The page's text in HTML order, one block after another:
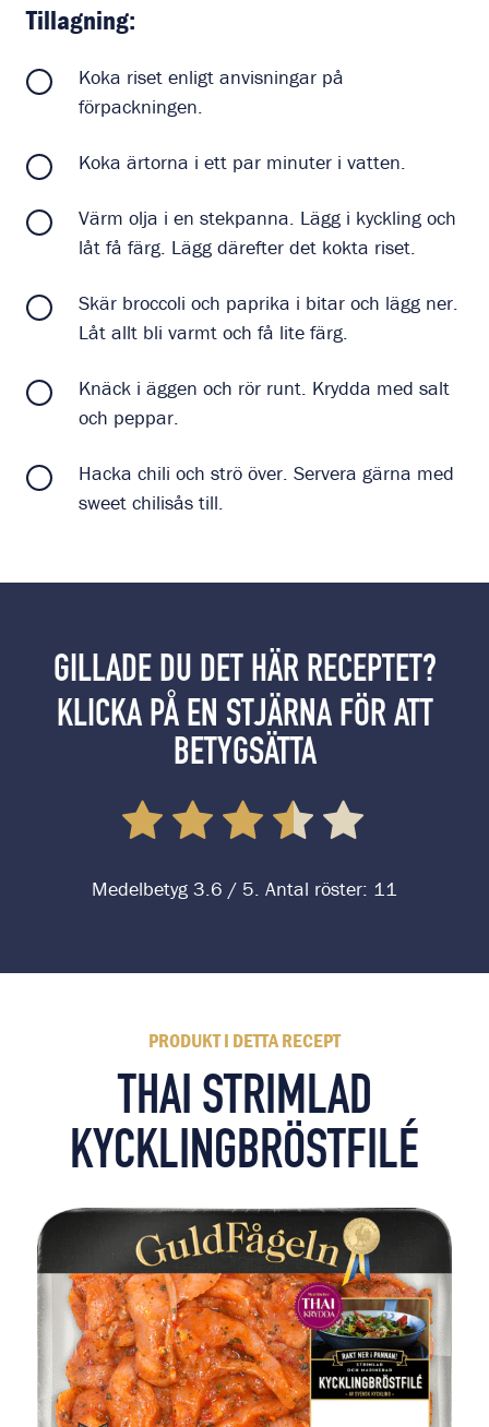
Tillagning:
Koka riset enligt anvisningar på
förpackningen.
Koka ärtorna i ett par minuter i vatten.
Värm olja i en stekpanna. Lägg i kyckling och
låt få färg. Lägg därefter det kokta riset.
Skär broccoli och paprika i bitar och lägg ner.
Låt allt bli varmt och få lite färg.
Knäck i äggen och rör runt. Krydda med salt
och peppar.
Hacka chili och strö över. Servera gärna med
sweet chilisås till.
GILLADE DU DET HÄR RECEPTET?
KLICKA PÅ EN STJÄRNA FÖR ATT
BETYGSÄTTA
Medelbetyg 3.6 / 5. Antal röster: 11
PRODUKT I DETTA RECEPT
THAI STRIMLAD
KYCKLINGBRÖSTFILÉ